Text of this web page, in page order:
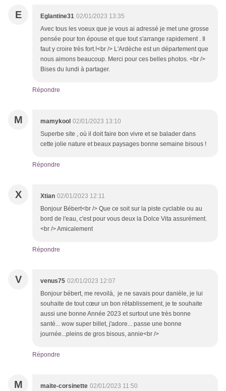
E Eglantine31 02/01/2023 13:35
Avec tous les voeux que je vous ai adressé je met une grosse
pensée pour ton épouse et que tout s'arrange rapidement . Il
faut y croire très fort.!<br /> L'Ardèche est un département que
nous aimons beaucoup. Merci pour ces belles photos. <br />
Bises du lundi à partager.
Répondre
M mamykool 02/01/2023 13:10
Superbe site , où il doit faire bon vivre et se balader dans
cette jolie nature et beaux paysages bonne semaine bisous !
Répondre
X Xtian 02/01/2023 12:11
Bonjour Bébert<br /> Que ce soit sur la piste cyclable ou au
bord de l'eau, c'est pour vous deux la Dolce Vita assurément.
<br /> Amicalement
Répondre
V venus75 02/01/2023 12:07
Bonjour bébert, me revoilà, je ne savais pour danièle, je lui
souhaite de tout cœur un bon rétablissement, je te souhaite
aussi une bonne Année 2023 et surtout une très bonne
santé... wow super billet, j'adore... passe une bonne
journée...pleins de gros bisous, annie<br />
Répondre
M maite-corsinette 02/01/2023 11:50